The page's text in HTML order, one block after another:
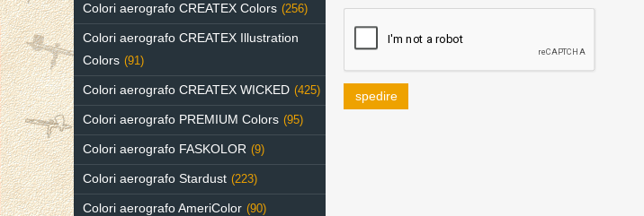
Colori aerografo CREATEX Colors (256)
Colori aerografo CREATEX Illustration
Colors (91)
Colori aerografo CREATEX WICKED (425)
Colori aerografo PREMIUM Colors (95)
Colori aerografo FASKOLOR (9)
Colori aerografo Stardust (223)
Colori aerografo AmeriColor (90)
spedire